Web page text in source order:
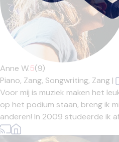
Anne W.5(9)
Piano, Zang, Songwriting, Zang |
Voor mij is muziek maken het
op het podium staan, breng ik
anderen! In 2009 studeerde ik